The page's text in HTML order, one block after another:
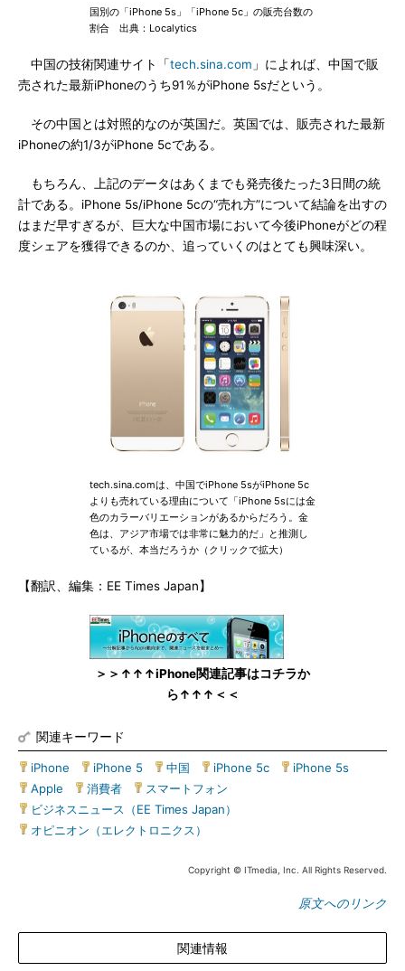
国別の「iPhone 5s」「iPhone 5c」の販売台数の
割合 出典：Localytics
中国の技術関連サイト「tech.sina.com 」によれば、中国で販
売された最新iPhoneのうち91％がiPhone 5sだという。
その中国とは対照的なのが英国だ。英国では、販売された最新
iPhoneの約1/3がiPhone 5cである。
もちろん、上記のデータはあくまでも発売後たった3日間の統
計である。iPhone 5s/iPhone 5cの“売れ方”について結論を出すの
はまだ早すぎるが、巨大な中国市場において今後iPhoneがどの程
度シェアを獲得できるのか、追っていくのはとても興味深い。
tech.sina.comは、中国でiPhone 5sがiPhone 5c
よりも売れている理由について「iPhone 5sには金
色のカラーバリエーションがあるからだろう。金
色は、アジア市場では非常に魅力的だ」と推測し
ているが、本当だろうか（クリックで拡大）
【翻訳、編集：EE Times Japan】
＞＞↑↑↑iPhone関連記事はコチラか
ら↑↑↑＜＜
関連キーワード
iPhone iPhone 5 中国 iPhone 5c iPhone 5s
Apple
消費者 スマートフォン
ビジネスニュース（EE Times Japan）
オピニオン（エレクトロニクス）
Copyright © ITmedia, Inc. All Rights Reserved.
原文へのリンク
関連情報